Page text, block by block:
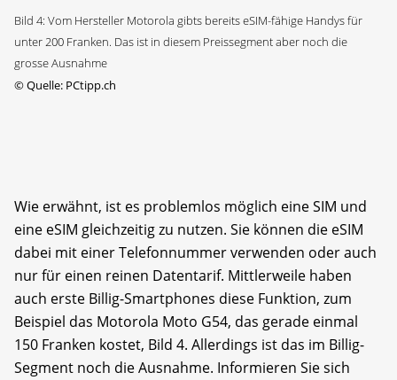
Bild 4: Vom Hersteller Motorola gibts bereits eSIM-fähige Handys für
unter 200 Franken. Das ist in diesem Preissegment aber noch die
grosse Ausnahme
©Quelle: PCtipp.ch
Wie erwähnt, ist es problemlos möglich eine SIM und
eine eSIM gleichzeitig zu nutzen. Sie können die eSIM
dabei mit einer Telefonnummer verwenden oder auch
nur für einen reinen Datentarif. Mittlerweile haben
auch erste Billig-Smartphones diese Funktion, zum
Beispiel das Motorola Moto G54, das gerade einmal
150 Franken kostet, Bild 4. Allerdings ist das im Billig-
Segment noch die Ausnahme. Informieren Sie sich